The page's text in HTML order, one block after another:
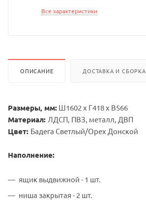
Все характеристики
ОПИСАНИЕ ДОСТАВКА И СБОРКА
Размеры, мм: Ш1602 х Г418 х В566
Материал: ЛДСП, ПВЗ, металл, ДВП
Цвет: Бадега Светлый/Орех Донской
Наполнение:
ящик выдвижной - 1 шт.
ниша закрытая - 2 шт.